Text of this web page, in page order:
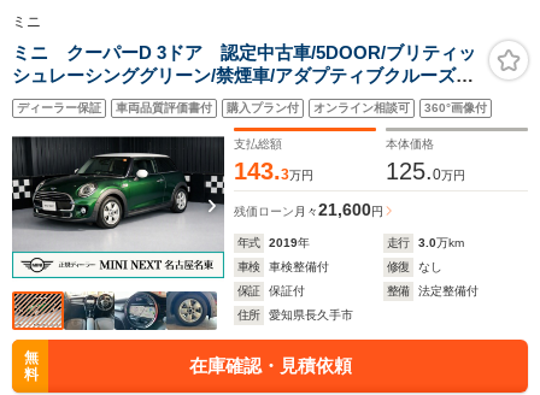
ミニ
ミニ クーパーD 3ドア 認定中古車/5DOOR/ブリティッ
シュレーシンググリーン/禁煙車/アダプティブクルーズコ
ントロール/衝突軽減ブレーキ/純正ナビゲーション/純正バ
ックカメラ
ディーラー保証 車両品質評価書付 購入プラン付 オンライン相談可 360°画像付
支払総額
143.3万円
本体価格
125.0万円
残価ローン 月々21,600円
年式 2019年 走行 3.0万km
車検
車検整備付 修復
なし
保証
保証付 整備
法定整備付
住所
愛知県長久手市
無
料
在庫確認・見積依頼